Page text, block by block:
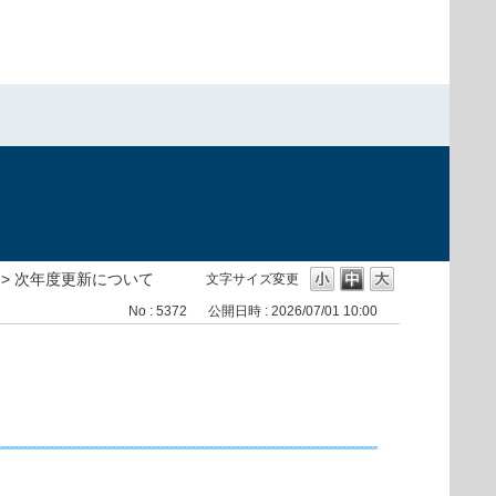
文字サイズ変更
次年度更新について
No : 5372 公開日時 : 2026/07/01 10:00